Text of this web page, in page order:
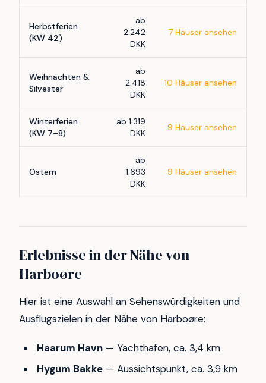
Herbstferien
(KW 42)
ab
2.242
DKK
7 Häuser ansehen
Weihnachten &
Silvester
ab
2.418
DKK
10 Häuser ansehen
Winterferien
(KW 7–8)
ab 1.319
DKK
9 Häuser ansehen
Ostern
ab
1.693
DKK
9 Häuser ansehen
Erlebnisse in der Nähe von
Harboøre
Hier ist eine Auswahl an Sehenswürdigkeiten und
Ausflugszielen in der Nähe von Harboøre:
Haarum Havn— Yachthafen, ca. 3,4 km
Hygum Bakke— Aussichtspunkt, ca. 3,9 km